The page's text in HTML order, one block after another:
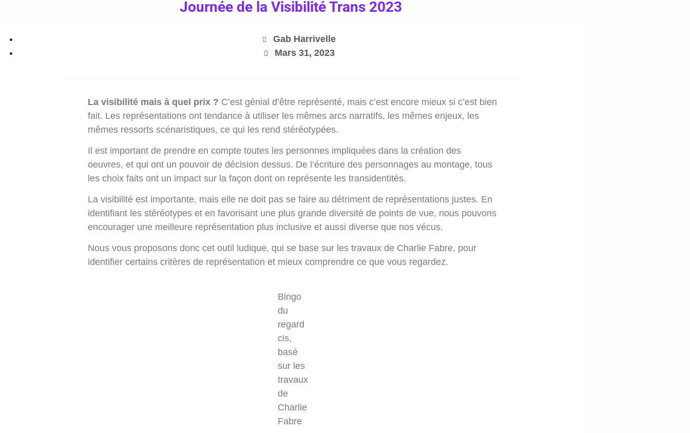
Journée de la Visibilité Trans 2023
Gab Harrivelle
Mars 31, 2023
La visibilité mais à quel prix ? C’est génial d’être représenté, mais c’est encore mieux si c’est bien
fait. Les représentations ont tendance à utiliser les mêmes arcs narratifs, les mêmes enjeux, les
mêmes ressorts scénaristiques, ce qui les rend stéréotypées.
Il est important de prendre en compte toutes les personnes impliquées dans la création des
oeuvres, et qui ont un pouvoir de décision dessus. De l’écriture des personnages au montage, tous
les choix faits ont un impact sur la façon dont on représente les transidentités.
La visibilité est importante, mais elle ne doit pas se faire au détriment de représentations justes. En
identifiant les stéréotypes et en favorisant une plus grande diversité de points de vue, nous pouvons
encourager une meilleure représentation plus inclusive et aussi diverse que nos vécus.
Nous vous proposons donc cet outil ludique, qui se base sur les travaux de Charlie Fabre, pour
identifier certains critères de représentation et mieux comprendre ce que vous regardez.
Bingo
du
regard
cis,
basé
sur les
travaux
de
Charlie
Fabre